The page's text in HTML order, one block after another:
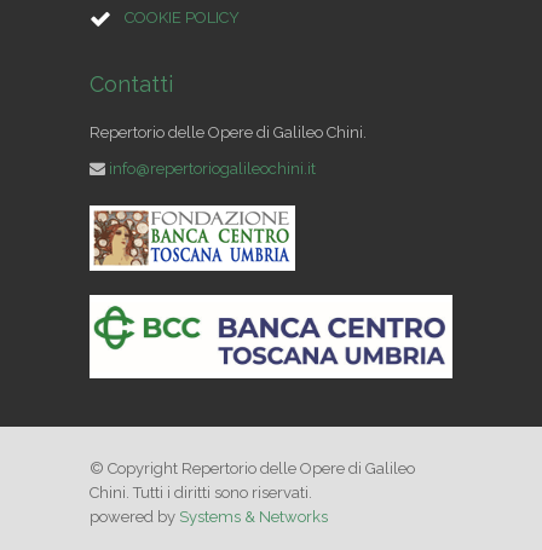
COOKIE POLICY
Contatti
Repertorio delle Opere di Galileo Chini.
info@repertoriogalileochini.it
© Copyright Repertorio delle Opere di Galileo
Chini. Tutti i diritti sono riservati.
powered by Systems & Networks